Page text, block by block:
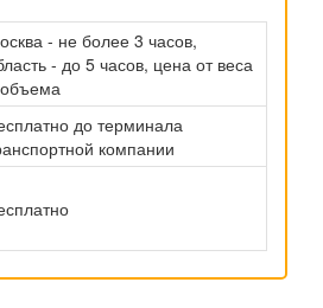
- не более 3 часов,
- до 5 часов, цена от веса
до терминала
компании